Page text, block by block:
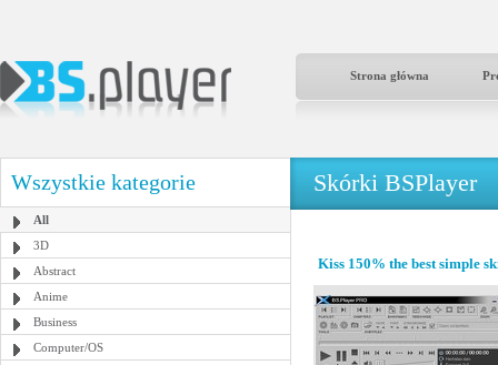
Strona główna
Wszystkie kategorie
All
3D
Abstract
Anime
Business
Computer/OS
Skórki BSPlayer
Kiss 150% the best simple